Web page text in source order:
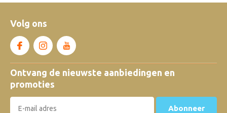
Volg ons
Ontvang de nieuwste aanbiedingen en
promoties
Abonneer